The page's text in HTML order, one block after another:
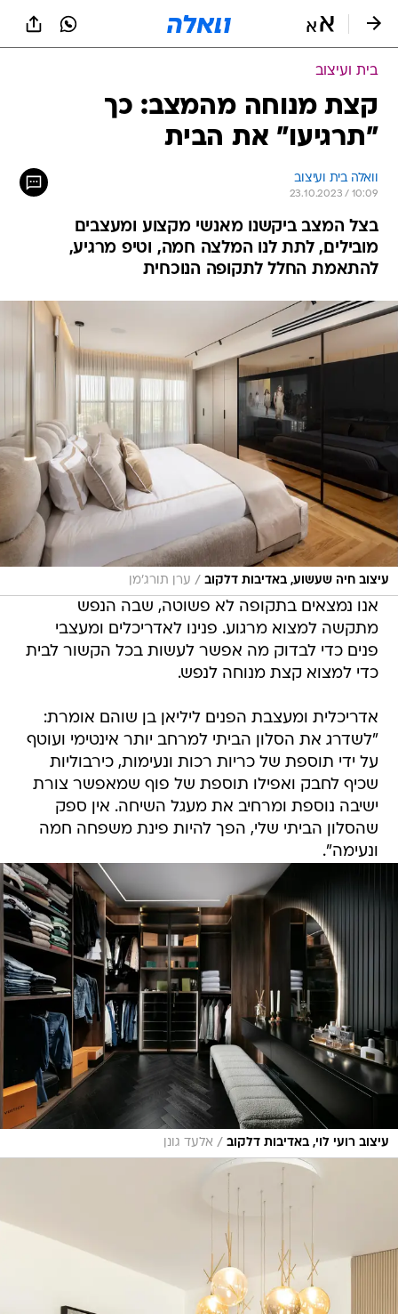
בית ועיצוב
קצת מנוחה מהמצב: כך
"תרגיעו" את הבית
וואלה בית ועיצוב
23.10.2023 / 10:09
בצל המצב ביקשנו מאנשי מקצוע ומעצבים
מובילים, לתת לנו המלצה חמה, וטיפ מרגיע,
להתאמת החלל לתקופה הנוכחית
עיצוב חיה שעשוע, באדיבות דלקוב / ערן תורג'מן
אנו נמצאים בתקופה לא פשוטה, שבה הנפש
מתקשה למצוא מרגוע. פנינו לאדריכלים ומעצבי
פנים כדי לבדוק מה אפשר לעשות בכל הקשור לבית
כדי למצוא קצת מנוחה לנפש.
אדריכלית ומעצבת הפנים ליליאן בן שוהם אומרת:
"לשדרג את הסלון הביתי למרחב יותר אינטימי ועוטף
על ידי תוספת של כריות רכות ונעימות, כירבוליות
שכיף לחבק ואפילו תוספת של פוף שמאפשר צורת
ישיבה נוספת ומרחיב את מעגל השיחה. אין ספק
שהסלון הביתי שלי, הפך להיות פינת משפחה חמה
ונעימה".
עיצוב רועי לוי, באדיבות דלקוב / אלעד גונן